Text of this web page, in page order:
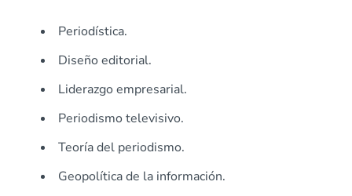
Periodística.
Diseño editorial.
Liderazgo empresarial.
Periodismo televisivo.
Teoría del periodismo.
Geopolítica de la información.